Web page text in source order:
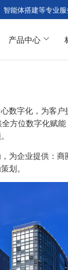
能体搭建等专业服
产品中心
数字化，为客
方位数字化赋
为企业提供：
划。